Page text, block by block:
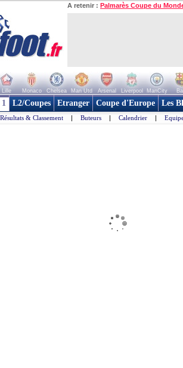
A retenir : Palmarès Coupe du
Lille Monaco Chelsea Man Utd Arsenal Liverpool ManCity
1 L2/Coupes Etranger Coupe d'Europe Les
Résultats & Classement | Buteurs | Calendrier |